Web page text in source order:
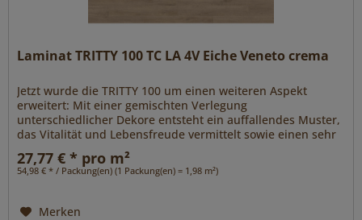
Laminat TRITTY 100 TC LA 4V Eiche Veneto crema
Jetzt wurde die TRITTY 100 um einen weiteren Aspekt
erweitert: Mit einer gemischten Verlegung
unterschiedlicher Dekore entsteht ein auffallendes Muster,
das Vitalität und Lebensfreude vermittelt sowie einen sehr
27,77 € * pro m²
54,98 € * / Packung(en) (1 Packung(en) = 1,98 m²)
Merken